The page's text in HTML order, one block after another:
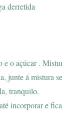
derretida
o açúcar .
junte á mistura
tranquilo.
incorporar e